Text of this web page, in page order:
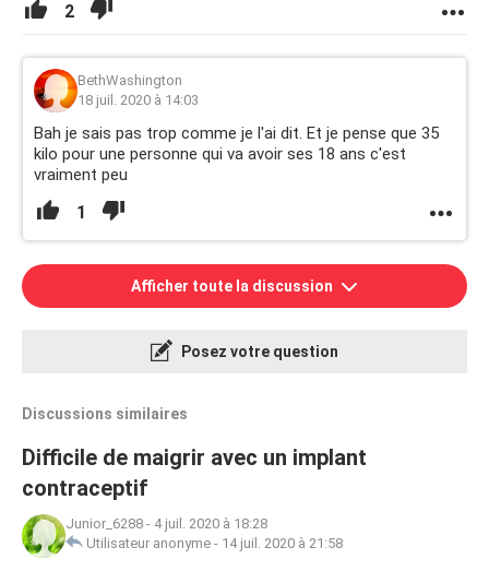
2
BethWashington
18 juil. 2020 à 14:03
Bah je sais pas trop comme je l'ai dit. Et je pense que 35
kilo pour une personne qui va avoir ses 18 ans c'est
vraiment peu
1
Afficher toute la discussion
Posez votre question
Discussions similaires
Difficile de maigrir avec un implant
contraceptif
Junior_6288 - 4 juil. 2020 à 18:28
Utilisateur anonyme - 14 juil. 2020 à 21:58